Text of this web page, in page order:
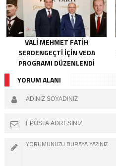
VALI MEHMET FATIH
SERDENGEÇTI İÇIN VEDA
PROGRAMI DÜZENLENDI
YORUM ALANI